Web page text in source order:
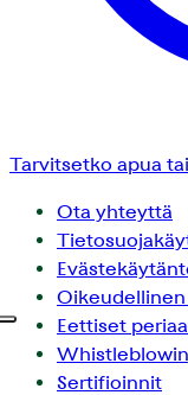
Tarvitsetko apua
Ota yhteyttä
Eettiset
Sertifioinnit